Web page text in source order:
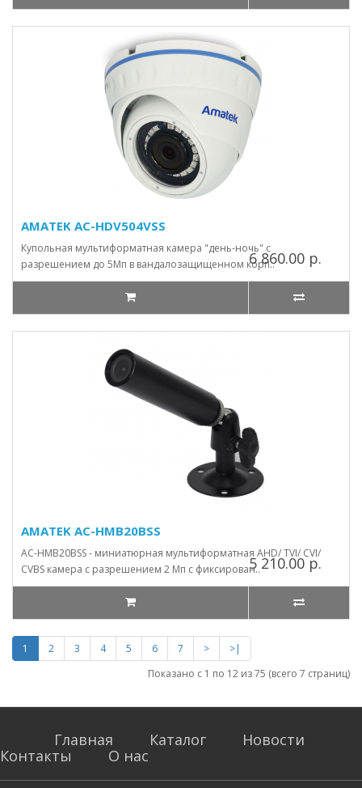
AMATEK AC-HDV504VSS
Купольная мультиформатная камера "день-ночь" с
разрешением до 5Мп в вандалозащищенном корп..6 860.00 р.
AMATEK AC-HMB20BSS
AC-HMB20BSS - миниатюрная мультиформатная AHD/ TVI/ CVI/
CVBS камера с разрешением 2 Мп с фиксирован..5 210.00 р.
1 2 3 4 5 6 7 >
>|
Показано с 1 по 12 из 75 (всего 7 страниц)
Главная Каталог
Новости
Контакты
О нас